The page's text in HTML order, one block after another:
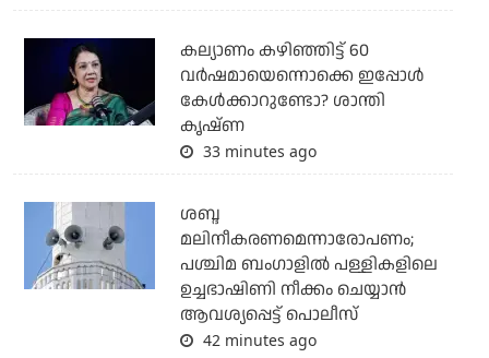
കല്യാണം കഴിഞ്ഞിട്ട് 60
വർഷമായെന്നൊക്കെ ഇപ്പോൾ
കേൾക്കാറുണ്ടോ? ശാന്തി
കൃഷ്ണ
33 minutes ago
ശബ്ദ
മലിനീകരണമെന്നാരോപണം;
പശ്ചിമ ബംഗാളില്‍ പള്ളികളിലെ
ഉച്ചഭാഷിണി നീക്കം ചെയ്യാന്‍
ആവശ്യപ്പെട്ട് പൊലീസ്
42 minutes ago